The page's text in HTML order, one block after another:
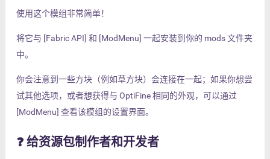
使用这个模组非常简单！
将它与 [Fabric API] 和 [ModMenu] 一起安装到你的 mods 文件夹
中。
你会注意到一些方块（例如草方块）会连接在一起；如果你想尝
试其他选项，或者想获得与 OptiFine 相同的外观，可以通过
[ModMenu] 查看该模组的设置界面。
❓ 给资源包制作者和开发者